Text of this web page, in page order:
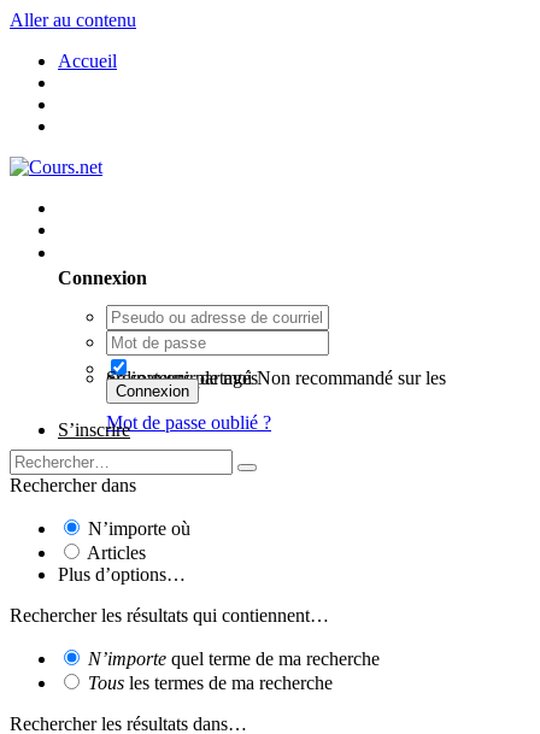
Aller au contenu
Accueil
Connexion
Se souvenir de moi
Non recommandé sur les ordinateurs partagés
Connexion
Mot de passe oublié ?
S’inscrire
Rechercher dans
N’importe où
Articles
Plus d’options…
Rechercher les résultats qui contiennent…
N’importe quel terme de ma recherche
Tous les termes de ma recherche
Rechercher les résultats dans…